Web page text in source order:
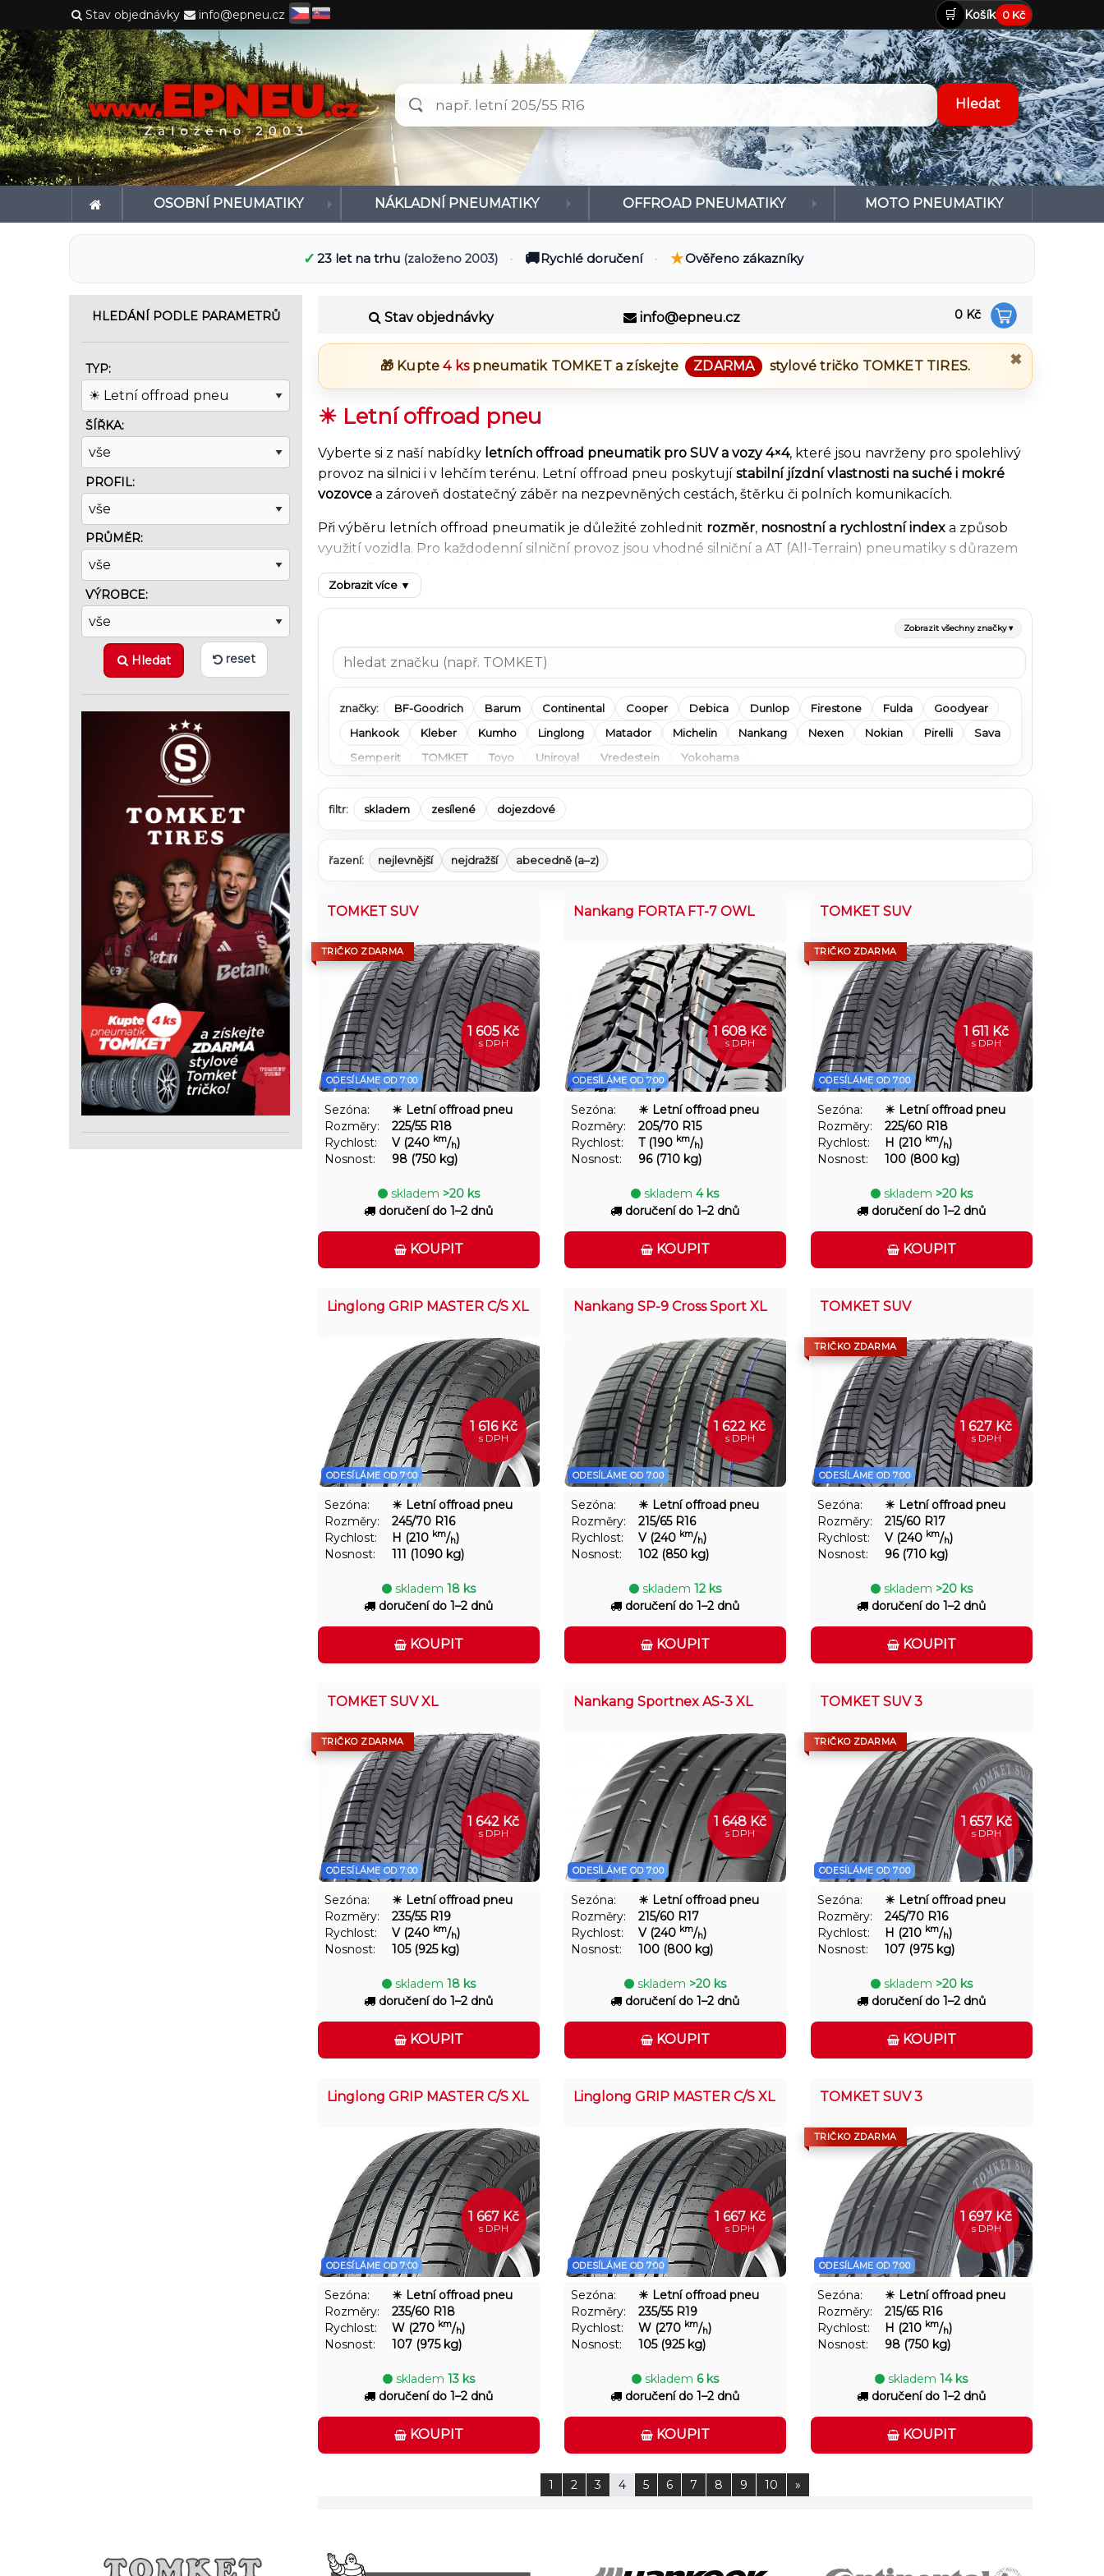
Stav objednávky info@epneu.cz 🛒 Košík 0 Kč
OSOBNÍ PNEUMATIKY NÁKLADNÍ PNEUMATIKY OFFROAD PNEUMATIKY MOTO PNEUMATIKY
✓ 23 let na trhu (založeno 2003) • 🚚Rychlé doručení • ★Ověřeno zákazníky
0 Kč
Stav objednávky info@epneu.cz
✖
🎁 Kupte4 kspneumatik TOMKETa získejte ZDARMA stylové tričko TOMKET TIRES.
☀ Letní offroad pneu
Vyberte si z naší nabídky letních offroad pneumatik pro SUV a vozy 4×4, které jsou navrženy pro spolehlivý
provoz na silnici i v lehčím terénu. Letní offroad pneu poskytují stabilní jízdní vlastnosti na suché i mokré
vozovce a zároveň dostatečný záběr na nezpevněných cestách, štěrku či polních komunikacích.
Při výběru letních offroad pneumatik je důležité zohlednit rozměr, nosnostní a rychlostní index a způsob
využití vozidla. Pro každodenní silniční provoz jsou vhodné silniční a AT (All-Terrain) pneumatiky s důrazem
na komfort a nízkou hlučnost, zatímco pro častější jízdu mimo asfalt se vyplatí robustnější dezény s vyšší
odolností proti poškození. Správná volba pneumatik má zásadní vliv na ovladatelnost, stabilitu i životnost při
letním provozu.
Na EPNEU.cz snadno vyfiltrujeteletní offroad pneumatiky podle rozměru, značky i ceny. V nabídce najdete
prověřené výrobce jakoBFGoodrich
pro letní sezónu.
Zobrazit více ▼
Zobrazit všechny značky ▾
značky: BF-Goodrich Barum Continental Cooper Debica Dunlop Firestone Fulda
Goodyear
Hankook
Kleber Kumho Linglong Matador Michelin Nankang Nexen Nokian Pirelli
Sava
Semperit
TOMKET Toyo Uniroyal Vredestein Yokohama
filtr: skladem zesílené dojezdové
řazení: nejlevnější nejdražší abecedně (a–z)
TOMKET SUV
TRIČKO ZDARMA
ODESÍLÁME OD 7:00
1 605 Kč
s DPH
Sezóna:
☀ Letní offroad pneu
Rozměry:
225/55 R18
Rychlost:
V (240 km/h)
Nosnost:
98 (750 kg)
skladem >20 ks
doručení do 1–2 dnů
KOUPIT
Nankang FORTA FT-7 OWL
ODESÍLÁME OD 7:00
1 608 Kč
s DPH
Sezóna:
☀ Letní offroad pneu
Rozměry:
205/70 R15
Rychlost:
T (190 km/h)
Nosnost:
96 (710 kg)
skladem4 ks
doručení do 1–2 dnů
KOUPIT
TOMKET SUV
TRIČKO ZDARMA
ODESÍLÁME OD 7:00
1 611 Kč
s DPH
Sezóna:
☀ Letní offroad pneu
Rozměry:
225/60 R18
Rychlost:
H (210 km/h)
Nosnost:
100 (800 kg)
skladem >20 ks
doručení do 1–2 dnů
KOUPIT
Linglong GRIP MASTER C/S XL
ODESÍLÁME OD 7:00
1 616 Kč
s DPH
Sezóna:
☀ Letní offroad pneu
Rozměry:
245/70 R16
Rychlost:
H (210 km/h)
Nosnost:
111 (1090 kg)
skladem 18 ks
doručení do 1–2 dnů
KOUPIT
Nankang SP-9 Cross Sport XL
ODESÍLÁME OD 7:00
1 622 Kč
s DPH
Sezóna:
☀ Letní offroad pneu
Rozměry:
215/65 R16
Rychlost:
V (240 km/h)
Nosnost:
102 (850 kg)
skladem 12 ks
doručení do 1–2 dnů
KOUPIT
TOMKET SUV
TRIČKO ZDARMA
ODESÍLÁME OD 7:00
1 627 Kč
s DPH
Sezóna:
☀ Letní offroad pneu
Rozměry:
215/60 R17
Rychlost:
V (240 km/h)
Nosnost:
96 (710 kg)
skladem >20 ks
doručení do 1–2 dnů
KOUPIT
TOMKET SUV XL
TRIČKO ZDARMA
ODESÍLÁME OD 7:00
1 642 Kč
s DPH
Sezóna:
☀ Letní offroad pneu
Rozměry:
235/55 R19
Rychlost:
V (240 km/h)
Nosnost:
105 (925 kg)
skladem 18 ks
doručení do 1–2 dnů
KOUPIT
Nankang Sportnex AS-3 XL
ODESÍLÁME OD 7:00
1 648 Kč
s DPH
Sezóna:
☀ Letní offroad pneu
Rozměry:
215/60 R17
Rychlost:
V (240 km/h)
Nosnost:
100 (800 kg)
skladem >20 ks
doručení do 1–2 dnů
KOUPIT
TOMKET SUV 3
TRIČKO ZDARMA
ODESÍLÁME OD 7:00
1 657 Kč
s DPH
Sezóna:
☀ Letní offroad pneu
Rozměry:
245/70 R16
Rychlost:
H (210 km/h)
Nosnost:
107 (975 kg)
skladem >20 ks
doručení do 1–2 dnů
KOUPIT
Linglong GRIP MASTER C/S XL
ODESÍLÁME OD 7:00
1 667 Kč
s DPH
Sezóna:
☀ Letní offroad pneu
Rozměry:
235/60 R18
Rychlost:
W (270 km/h)
Nosnost:
107 (975 kg)
skladem 13 ks
doručení do 1–2 dnů
KOUPIT
Linglong GRIP MASTER C/S XL
ODESÍLÁME OD 7:00
1 667 Kč
s DPH
Sezóna:
☀ Letní offroad pneu
Rozměry:
235/55 R19
Rychlost:
W (270 km/h)
Nosnost:
105 (925 kg)
skladem 6 ks
doručení do 1–2 dnů
KOUPIT
TOMKET SUV 3
TRIČKO ZDARMA
ODESÍLÁME OD 7:00
1 697 Kč
s DPH
Sezóna:
☀ Letní offroad pneu
Rozměry:
215/65 R16
Rychlost:
H (210 km/h)
Nosnost:
98 (750 kg)
skladem14 ks
doručení do 1–2 dnů
KOUPIT
1 2 3 4 5 6 7 8 9 10 »
HLEDÁNÍ PODLE PARAMETRŮ
TYP:
ŠÍŘKA:
PROFIL:
PRŮMĚR:
VÝROBCE:
Hledat reset